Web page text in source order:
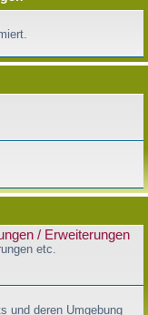
/ Erweiterungen
etc.
und deren Umgebung